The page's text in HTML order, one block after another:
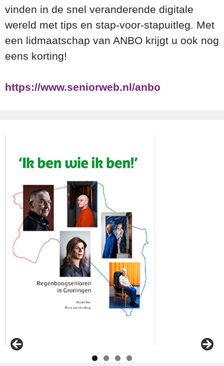
vinden in de snel veranderende digitale
wereld met tips en stap-voor-stapuitleg. Met
een lidmaatschap van ANBO krijgt u ook nog
eens korting!
https://www.seniorweb.nl/anbo